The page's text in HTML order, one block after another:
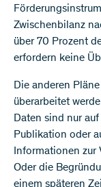
Zwischenbilanz
über 70 Prozent
erfordern keine
Die anderen
überarbeitet
Daten sind nur
Publikation oder
Informationen zur
Oder die
einem späteren